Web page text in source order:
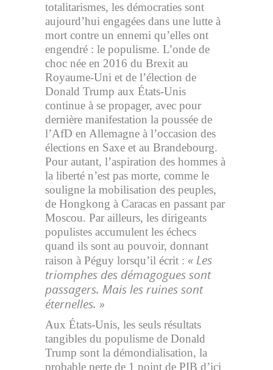
totalitarismes, les démocraties sont
aujourd’hui engagées dans une lutte à
mort contre un ennemi qu’elles ont
engendré : le populisme. L’onde de
choc née en 2016 du Brexit au
Royaume-Uni et de l’élection de
Donald Trump aux États-Unis
continue à se propager, avec pour
dernière manifestation la poussée de
l’AfD en Allemagne à l’occasion des
élections en Saxe et au Brandebourg.
Pour autant, l’aspiration des hommes à
la liberté n’est pas morte, comme le
souligne la mobilisation des peuples,
de Hongkong à Caracas en passant par
Moscou. Par ailleurs, les dirigeants
populistes accumulent les échecs
quand ils sont au pouvoir, donnant
raison à Péguy lorsqu’il écrit : « Les
triomphes des démagogues sont
passagers. Mais les ruines sont
éternelles. »
Aux États-Unis, les seuls résultats
tangibles du populisme de Donald
Trump sont la démondialisation, la
probable perte de 1 point de PIB d’ici